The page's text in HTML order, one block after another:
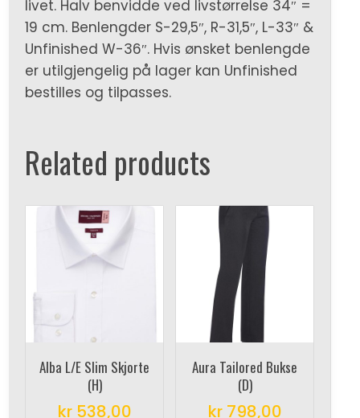
livet. Halv benvidde ved livstørrelse 34″ =
19 cm. Benlengder S-29,5″, R-31,5″, L-33″ &
Unfinished W-36″. Hvis ønsket benlengde
er utilgjengelig på lager kan Unfinished
bestilles og tilpasses.
Related products
Alba L/E Slim Skjorte
(H)
kr538,00
Aura Tailored Bukse
(D)
kr798,00